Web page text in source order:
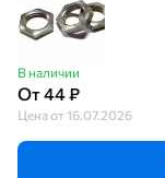
В наличии
От 44 ₽
Цена от 16.07.2026